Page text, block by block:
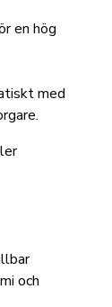
en hög
med
och